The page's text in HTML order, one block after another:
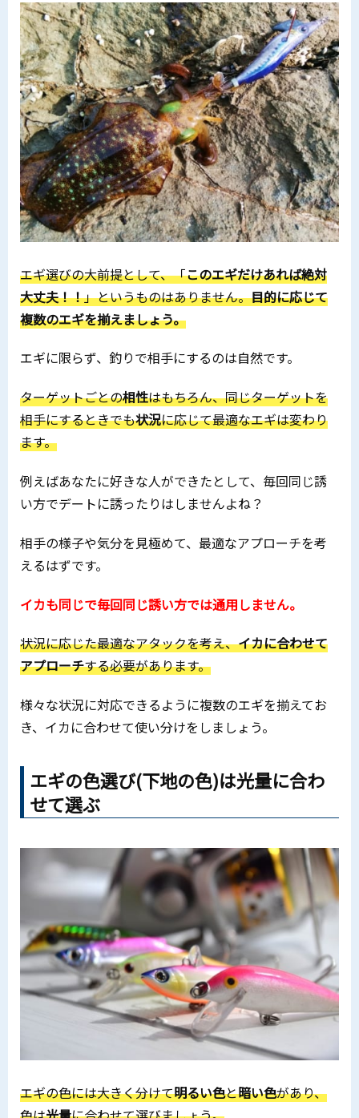
エギ選びの大前提として、「このエギだけあれば絶対
大丈夫！！」というものはありません。目的に応じて
複数のエギを揃えましょう。
エギに限らず、釣りで相手にするのは自然です。
ターゲットごとの相性はもちろん、同じターゲットを
相手にするときでも状況に応じて最適なエギは変わり
ます。
例えばあなたに好きな人ができたとして、毎回同じ誘
い方でデートに誘ったりはしませんよね？
相手の様子や気分を見極めて、最適なアプローチを考
えるはずです。
イカも同じで毎回同じ誘い方では通用しません。
状況に応じた最適なアタックを考え、イカに合わせて
アプローチする必要があります。
様々な状況に対応できるように複数のエギを揃えてお
き、イカに合わせて使い分けをしましょう。
エギの色選び(下地の色)は光量に合わ
せて選ぶ
エギの色には大きく分けて明るい色と暗い色があり、